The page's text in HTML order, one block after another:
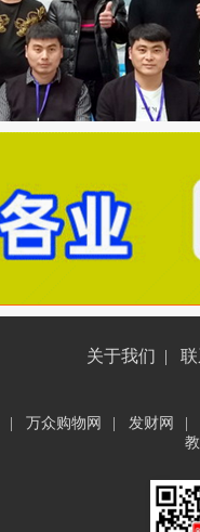
关于我们 |
万众购物网 发财网